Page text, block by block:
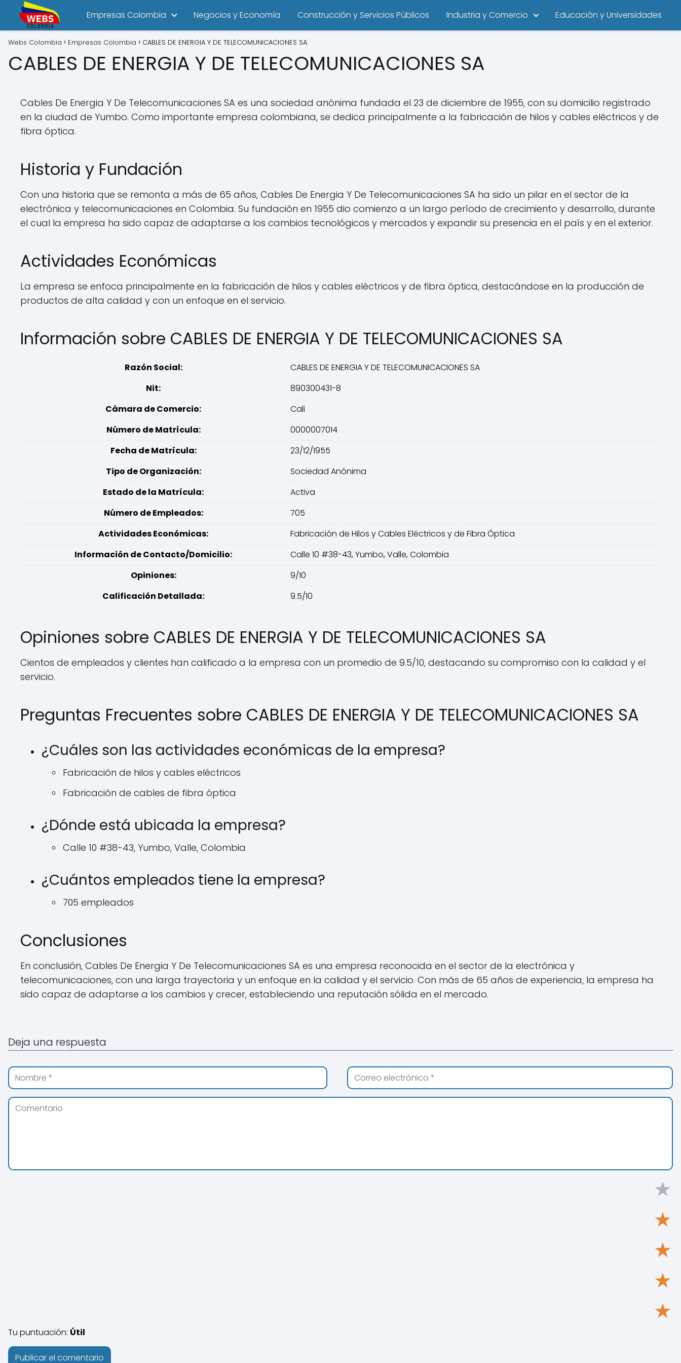
Empresas Colombia Negocios y Economía Construcción y Servicios Públicos Industria y Comercio Educación y Universidades
Webs Colombia Empresas Colombia CABLES DE ENERGIA Y DE TELECOMUNICACIONES SA
CABLES DE ENERGIA Y DE TELECOMUNICACIONES SA
Cables De Energia Y De Telecomunicaciones SA es una sociedad anónima fundada el 23 de diciembre de 1955, con su domicilio registrado
en la ciudad de Yumbo. Como importante empresa colombiana, se dedica principalmente a la fabricación de hilos y cables eléctricos y de
fibra óptica.
Historia y Fundación
Con una historia que se remonta a más de 65 años, Cables De Energia Y De Telecomunicaciones SA ha sido un pilar en el sector de la
electrónica y telecomunicaciones en Colombia. Su fundación en 1955 dio comienzo a un largo período de crecimiento y desarrollo, durante
el cual la empresa ha sido capaz de adaptarse a los cambios tecnológicos y mercados y expandir su presencia en el país y en el exterior.
Actividades Económicas
La empresa se enfoca principalmente en la fabricación de hilos y cables eléctricos y de fibra óptica, destacándose en la producción de
productos de alta calidad y con un enfoque en el servicio.
Información sobre CABLES DE ENERGIA Y DE TELECOMUNICACIONES SA
Razón Social:
CABLES DE ENERGIA Y DE TELECOMUNICACIONES SA
Nit:
890300431-8
Cámara de Comercio:
Cali
Número de Matrícula:
0000007014
Fecha de Matrícula:
23/12/1955
Tipo de Organización:
Sociedad Anónima
Estado de la Matrícula:
Activa
Número de Empleados:
705
Actividades Económicas:
Fabricación de Hilos y Cables Eléctricos y de Fibra Óptica
Información de Contacto/Domicilio:
Calle 10 #38-43, Yumbo, Valle, Colombia
Opiniones:
9/10
Calificación Detallada:
9.5/10
Opiniones sobre CABLES DE ENERGIA Y DE TELECOMUNICACIONES SA
Cientos de empleados y clientes han calificado a la empresa con un promedio de 9.5/10, destacando su compromiso con la calidad y el
servicio.
Preguntas Frecuentes sobre CABLES DE ENERGIA Y DE TELECOMUNICACIONES SA
¿Cuáles son las actividades económicas de la empresa?
Fabricación de hilos y cables eléctricos
Fabricación de cables de fibra óptica
¿Dónde está ubicada la empresa?
Calle 10 #38-43, Yumbo, Valle, Colombia
¿Cuántos empleados tiene la empresa?
705 empleados
Conclusiones
En conclusión, Cables De Energia Y De Telecomunicaciones SA es una empresa reconocida en el sector de la electrónica y
telecomunicaciones, con una larga trayectoria y un enfoque en la calidad y el servicio. Con más de 65 años de experiencia, la empresa ha
sido capaz de adaptarse a los cambios y crecer, estableciendo una reputación sólida en el mercado.
Deja una respuesta
★
★
★
★
★
Tu puntuación: Útil